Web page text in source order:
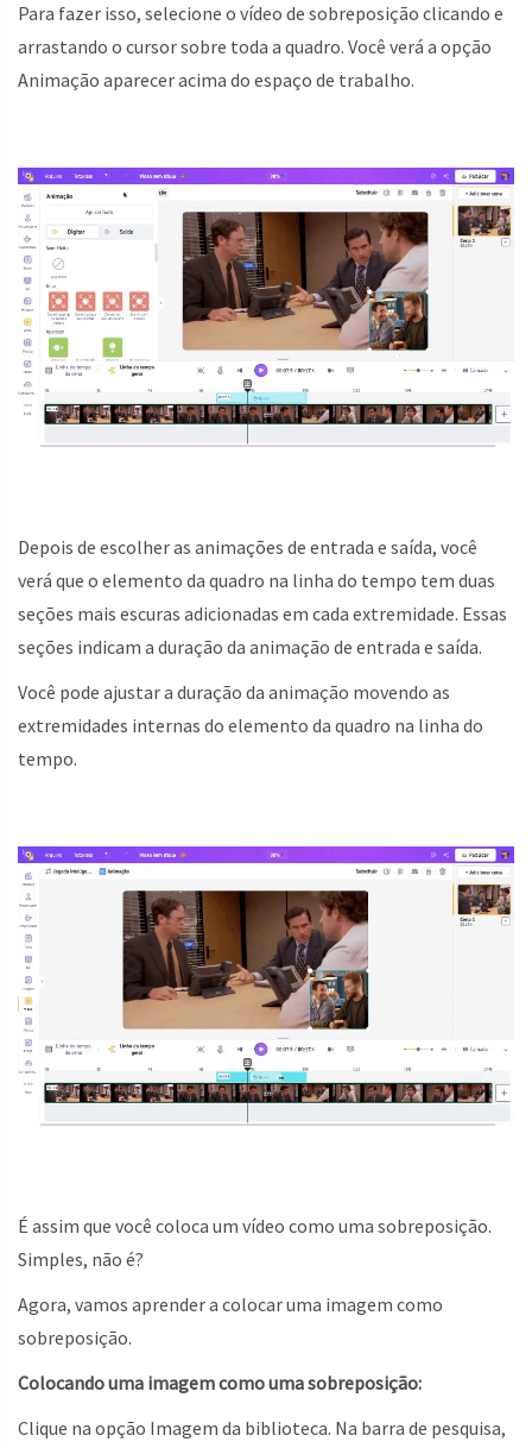
Para fazer isso, selecione o vídeo de sobreposição clicando e
arrastando o cursor sobre toda a quadro. Você verá a opção
Animação aparecer acima do espaço de trabalho.
Depois de escolher as animações de entrada e saída, você
verá que o elemento da quadro na linha do tempo tem duas
seções mais escuras adicionadas em cada extremidade. Essas
seções indicam a duração da animação de entrada e saída.
Você pode ajustar a duração da animação movendo as
extremidades internas do elemento da quadro na linha do
tempo.
É assim que você coloca um vídeo como uma sobreposição.
Simples, não é?
Agora, vamos aprender a colocar uma imagem como
sobreposição.
Colocando uma imagem como uma sobreposição:
Clique na opção Imagem da biblioteca. Na barra de pesquisa,